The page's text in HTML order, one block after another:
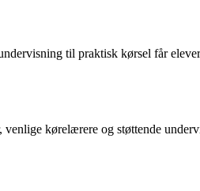
til praktisk kørsel får
kørelærere og støttende